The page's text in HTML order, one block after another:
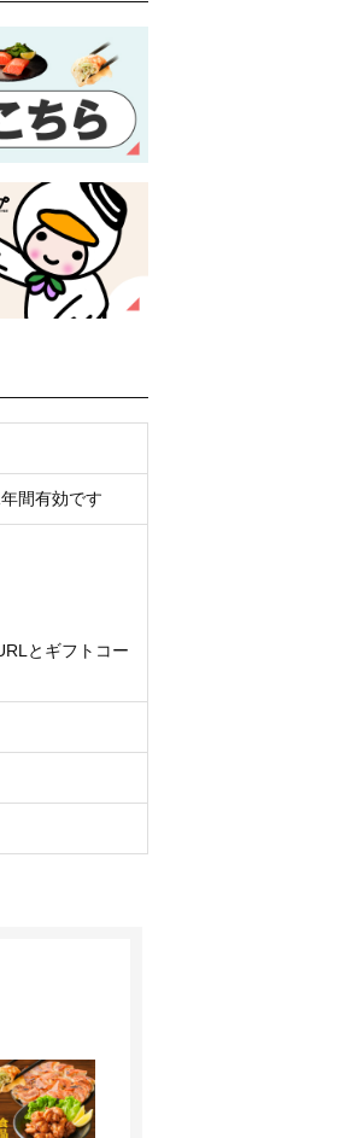
間有効です
とギフトコー